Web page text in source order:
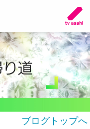
ブログトップへ